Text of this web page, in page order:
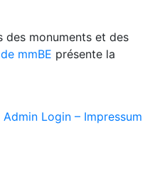
des monuments et des
mmBE présente la
Admin Login – Impressum